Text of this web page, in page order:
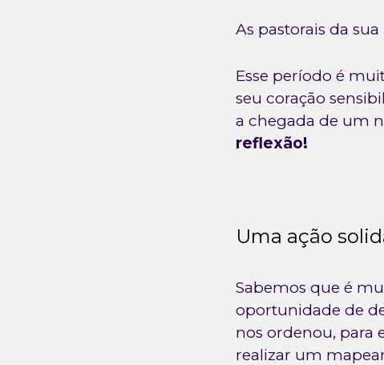
As pastorais da
Esse período é
seu coração
a chegada de um
reflexão!
Uma ação
Sabemos que é
oportunidade de
nos ordenou, para
realizar um